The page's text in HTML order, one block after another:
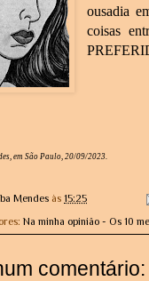
ousadia
coisas
em São Paulo, 20/09/2023.
Mendes às 15:25
Na minha opinião - Os 10
comentário: